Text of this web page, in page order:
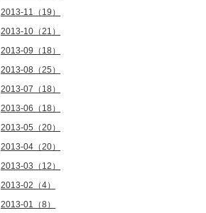
2013-11（19）
2013-10（21）
2013-09（18）
2013-08（25）
2013-07（18）
2013-06（18）
2013-05（20）
2013-04（20）
2013-03（12）
2013-02（4）
2013-01（8）